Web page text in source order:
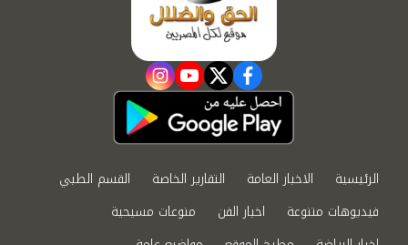
facebook
twitter
youtube
instagram
الرئيسية الاخبار العامة التقارير الخاصة
القسم الطبي
فيديوهات متنوعة
اخبار الفن
منوعات مسيحية